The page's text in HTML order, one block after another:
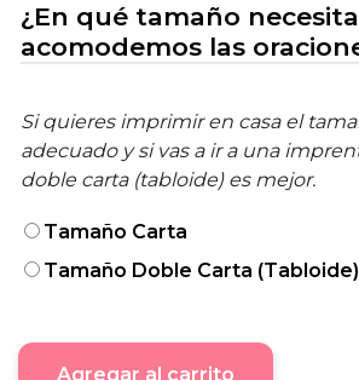
¿En qué tamaño
acomodemos las
Si quieres imprimir en casa el
adecuado y si vas a ir a una
doble carta (tabloide) es mejor.
Tamaño Carta
Tamaño Doble Carta (Tabloide)
Agregar al carrito